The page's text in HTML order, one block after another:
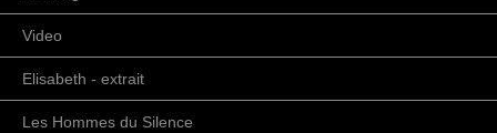
Video
Elisabeth - extrait
Les Hommes du Silence